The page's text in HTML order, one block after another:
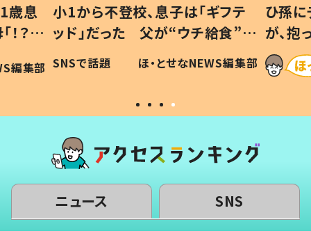
フテ
食”を
編集部
ひ孫にデレデレな80歳じいじ
が、抱っこすると…ひ孫の反応に
「涙が出ました」「可愛くて仕方な
い」
ほ・とせなNEWS編集部
ニュース SNS